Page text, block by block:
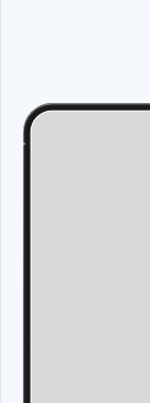
Юридический